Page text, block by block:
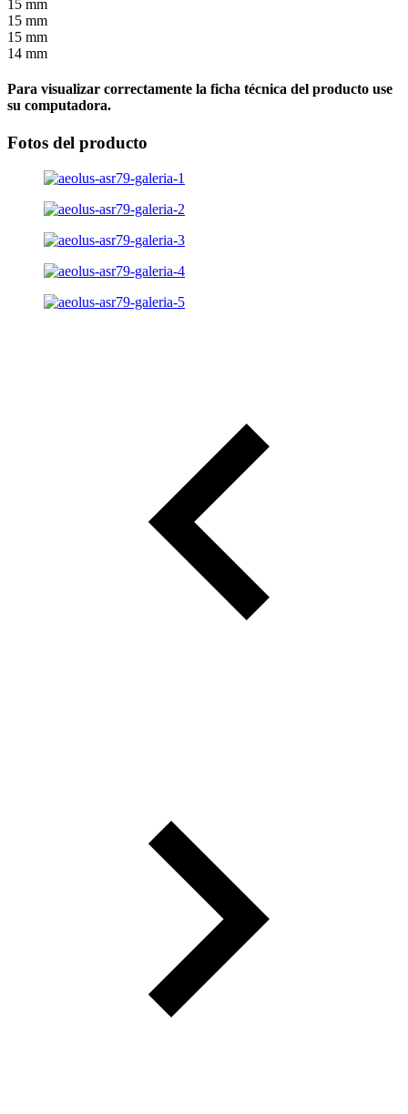
15 mm
15 mm
15 mm
14 mm
Para visualizar correctamente la ficha técnica del producto use
su computadora.
Fotos del producto